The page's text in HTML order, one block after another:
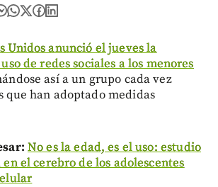
Unidos anunció el jueves la
de redes sociales a los menores
así a un grupo cada vez
que han adoptado medidas
No es la edad, es el uso: estudio
el cerebro de los adolescentes